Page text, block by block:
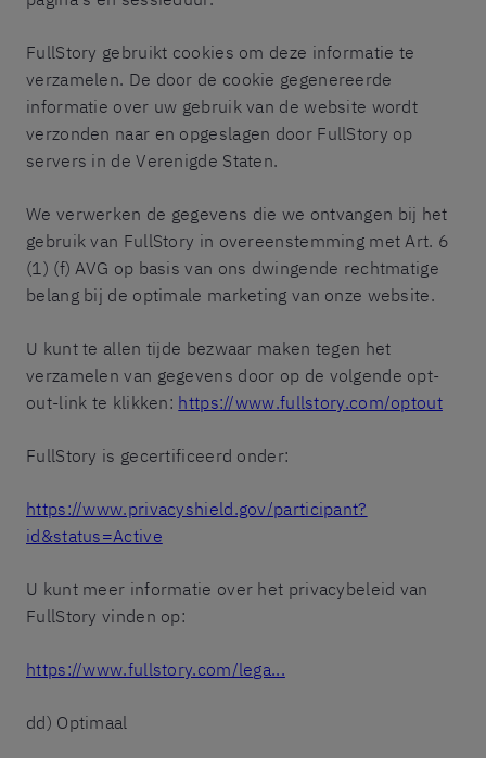
FullStory gebruikt cookies om deze informatie te
verzamelen. De door de cookie gegenereerde
informatie over uw gebruik van de website wordt
verzonden naar en opgeslagen door FullStory op
servers in de Verenigde Staten.
We verwerken de gegevens die we ontvangen bij het
gebruik van FullStory in overeenstemming met Art. 6
(1) (f) AVG op basis van ons dwingende rechtmatige
belang bij de optimale marketing van onze website.
U kunt te allen tijde bezwaar maken tegen het
verzamelen van gegevens door op de volgende opt-
out-link te klikken: https://www.fullstory.com/optout
FullStory is gecertificeerd onder:
https://www.privacyshield.gov/participant?
id&status=Active
U kunt meer informatie over het privacybeleid van
FullStory vinden op:
https://www.fullstory.com/lega...
dd) Optimaal